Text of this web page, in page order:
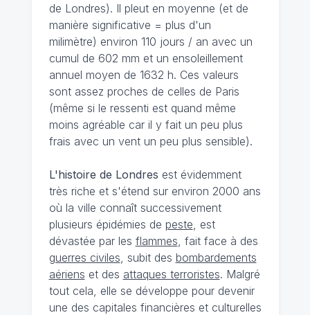
de Londres). Il pleut en moyenne (et de
manière significative = plus d'un
milimètre) environ 110 jours / an avec un
cumul de 602 mm et un ensoleillement
annuel moyen de 1632 h. Ces valeurs
sont assez proches de celles de Paris
(même si le ressenti est quand même
moins agréable car il y fait un peu plus
frais avec un vent un peu plus sensible).
L'histoire de Londres est évidemment
très riche et s'étend sur environ 2000 ans
où la ville connaît successivement
plusieurs épidémies de peste , est
dévastée par les flammes , fait face à des
guerres civiles , subit des bombardements
aériens et des attaques terroristes. Malgré
tout cela, elle se développe pour devenir
une des capitales financières et culturelles